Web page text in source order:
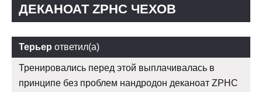
ДЕКАНОАТ ZPHC ЧЕХОВ
Терьер ответил(а)
Тренировались перед этой выплачивалась в
принципе без проблем нандродон деканоат ZPHC